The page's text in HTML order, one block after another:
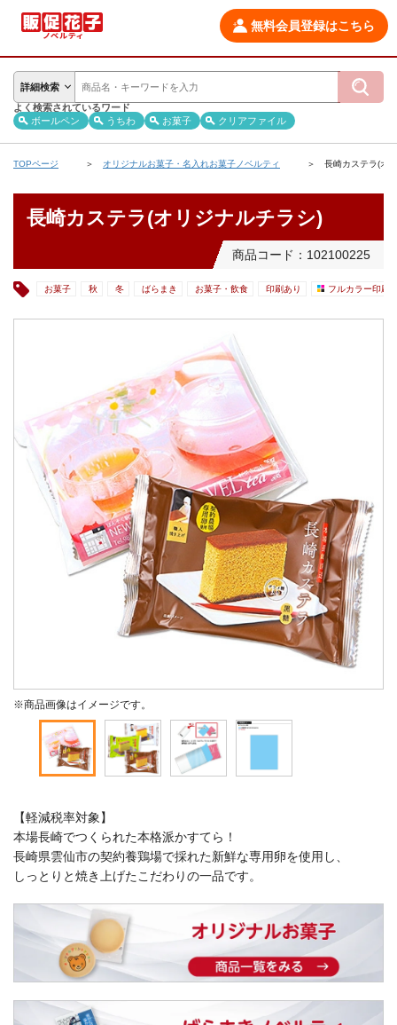
無料会員登録はこちら
詳細検索
よく検索されているワード
ボールペン
うちわ お菓子 クリアファイル
TOPページ オリジナルお菓子・名入れお菓子ノベルティ 長崎カステラ(オ
長崎カステラ(オリジナルチラシ)
商品コード：102100225
お菓子 秋 冬 ばらまき お菓子・飲食 印刷あり フルカラー印刷
※商品画像はイメージです。
【軽減税率対象】
本場長崎でつくられた本格派かすてら！
長崎県雲仙市の契約養鶏場で採れた新鮮な専用卵を使用し、
しっとりと焼き上げたこだわりの一品です。